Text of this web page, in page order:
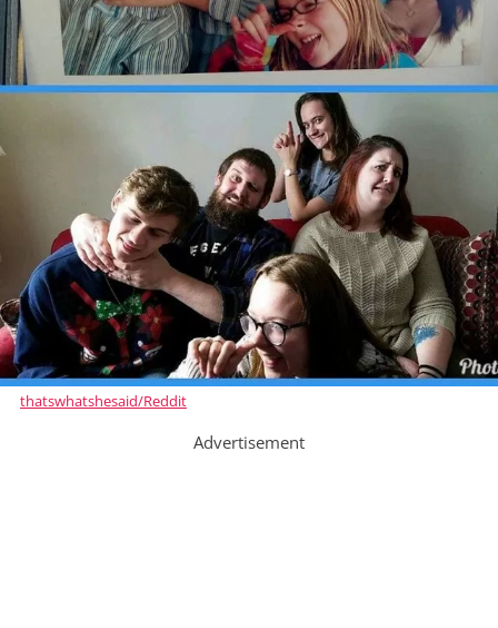
thatswhatshesaid/Reddit
Advertisement